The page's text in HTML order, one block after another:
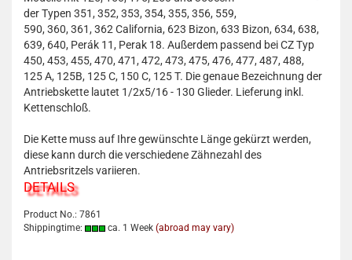
der Typen 351, 352, 353, 354, 355, 356, 559,
590, 360, 361, 362 California, 623 Bizon, 633 Bizon, 634, 638,
639, 640, Perák 11, Perak 18. Außerdem passend bei CZ Typ
450, 453, 455, 470, 471, 472, 473, 475, 476, 477, 487, 488,
125 A, 125B, 125 C, 150 C, 125 T. Die genaue Bezeichnung der
Antriebskette lautet 1/2x5/16 - 130 Glieder. Lieferung inkl.
Kettenschloß.
Die Kette muss auf Ihre gewünschte Länge gekürzt werden,
diese kann durch die verschiedene Zähnezahl des
Antriebsritzels variieren.
DETAILS
Product No.: 7861
Shippingtime:
ca. 1 Week (abroad may vary)